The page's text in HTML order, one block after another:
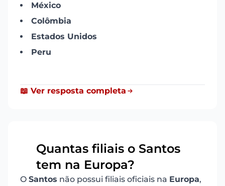
México
Colômbia
Estados Unidos
Peru
📖 Ver resposta completa
Quantas filiais o Santos
tem na Europa?
O Santos não possui filiais oficiais na Europa,